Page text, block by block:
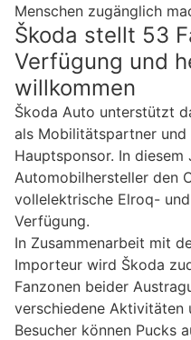
Menschen zugänglich
Škoda stellt 53
Verfügung und
willkommen
Škoda Auto unterstützt
als Mobilitätspartner
Hauptsponsor. In
Automobilhersteller den
vollelektrische Elroq-
Verfügung.
In Zusammenarbeit mit
Importeur wird Škoda
Fanzonen beider
verschiedene Aktivitäten
Besucher können Pucks